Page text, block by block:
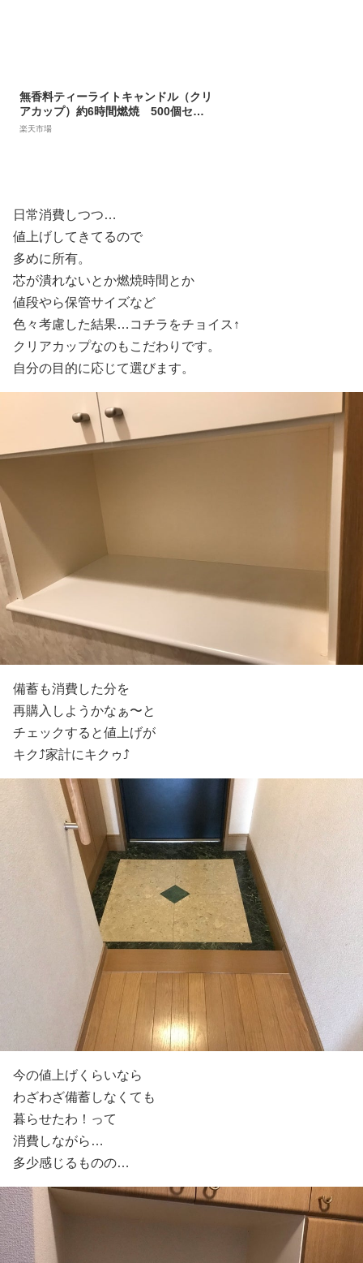
無香料ティーライトキャンドル（クリ
アカップ）約6時間燃焼 500個セッ
ト キャンドルホルダー ガラス
楽天市場
日常消費しつつ…
値上げしてきてるので
多めに所有。
芯が潰れないとか燃焼時間とか
値段やら保管サイズなど
色々考慮した結果…コチラをチョイス↑
クリアカップなのもこだわりです。
自分の目的に応じて選びます。
備蓄も消費した分を
再購入しようかなぁ〜と
チェックすると値上げが
キク⤴︎家計にキクゥ⤴︎
今の値上げくらいなら
わざわざ備蓄しなくても
暮らせたわ！って
消費しながら…
多少感じるものの…